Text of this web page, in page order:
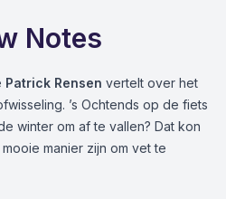
Notes
Patrick Rensen vertelt over het
’s Ochtends op de fiets
winter om af te vallen? Dat kon
manier zijn om vet te